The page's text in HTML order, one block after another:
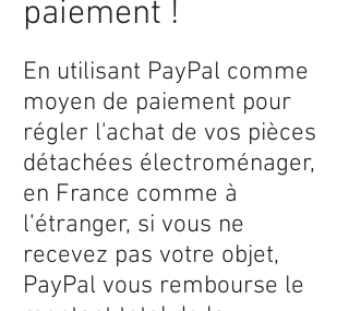
paiement !
En utilisant PayPal comme
moyen de paiement pour
régler l'achat de vos pièces
détachées électroménager,
en France comme à
l’étranger, si vous ne
recevez pas votre objet,
PayPal vous rembourse le